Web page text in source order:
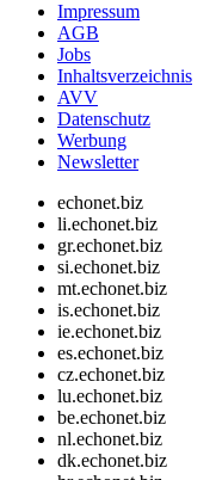
Impressum
AGB
Jobs
Inhaltsverzeichnis
AVV
Datenschutz
Werbung
Newsletter
echonet.biz
li.echonet.biz
gr.echonet.biz
si.echonet.biz
mt.echonet.biz
is.echonet.biz
ie.echonet.biz
es.echonet.biz
cz.echonet.biz
lu.echonet.biz
be.echonet.biz
nl.echonet.biz
dk.echonet.biz